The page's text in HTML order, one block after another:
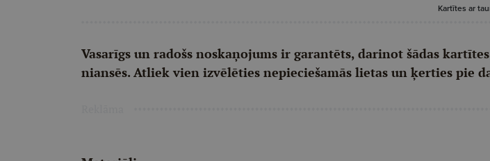
Kartītes ar
Vasarīgs un radošs noskaņojums ir garantēts, darinot šādas
niansēs. Atliek vien izvēlēties nepieciešamās lietas un ķerties pie